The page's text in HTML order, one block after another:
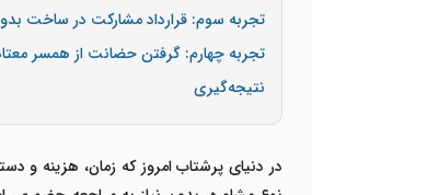
تجربه سوم: قرارداد مشارکت در ساخت
تجربه چهارم: گرفتن حضانت از همسر
نتیجه‌گیری
در دنیای پرشتاب امروز که زمان، هزینه